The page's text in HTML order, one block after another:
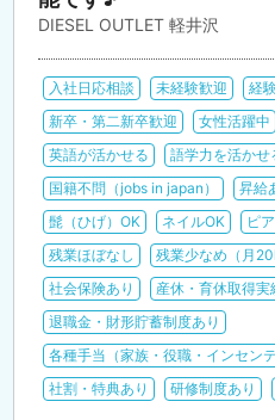
DIESEL OUTLET 軽井沢
入社日応相談 未経験歓迎
経
新卒・第二新卒歓迎
女性活躍中
英語が活かせる
語学力を活かせ
国籍不問（jobs in japan）
昇給
髭（ひげ）OK
ネイルOK ピ
残業ほぼなし
残業少なめ（月
社会保険あり
産休・育休取得実
退職金・財形貯蓄制度あり
各種手当（家族・役職・インセン
社割・特典あり
研修制度あり